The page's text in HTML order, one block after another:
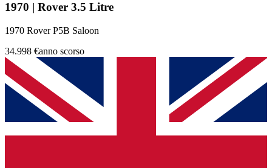
1970 | Rover 3.5 Litre
1970 Rover P5B Saloon
34.998 €anno scorso